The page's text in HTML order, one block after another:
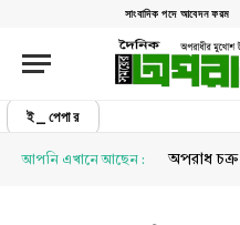
সাংবাদিক পদে আবেদন ফরম
ই_পেপার
আপনি এখানে আছেন : অপরাধ চক্র